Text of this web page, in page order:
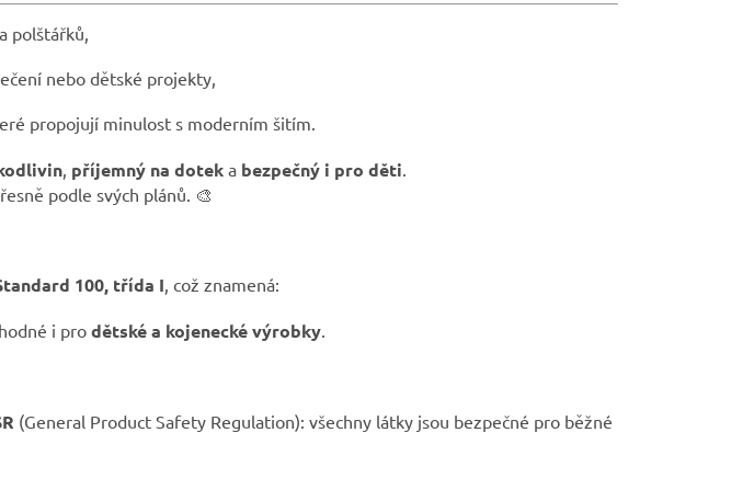
polštářků,
nebo dětské projekty,
propojují minulost s moderním šitím.
příjemný na dotek a bezpečný i pro děti
podle svých plánů. 🎨
100, třída I , což znamená:
i pro dětské a kojenecké výrobky
(General Product Safety Regulation): všechny látky jsou bezpečné pro běžné